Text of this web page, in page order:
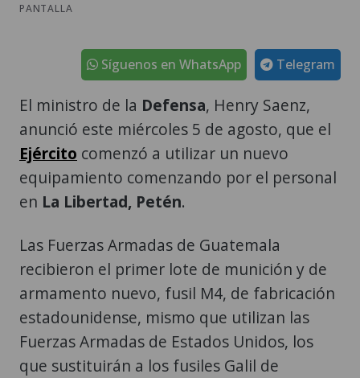
PANTALLA
Telegram
Síguenos en WhatsApp
El ministro de la Defensa, Henry Saenz,
anunció este miércoles 5 de agosto, que el
Ejército comenzó a utilizar un nuevo
equipamiento comenzando por el personal
en La Libertad, Petén.
Las Fuerzas Armadas de Guatemala
recibieron el primer lote de munición y de
armamento nuevo, fusil M4, de fabricación
estadounidense, mismo que utilizan las
Fuerzas Armadas de Estados Unidos, los
que sustituirán a los fusiles Galil de